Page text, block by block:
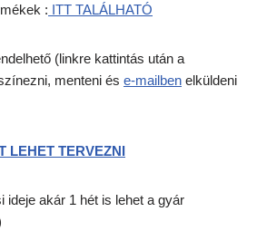
: ITT TALÁLHATÓ
(linkre kattintás után a
menteni és e-mailben elküldeni
LEHET TERVEZNI
ideje akár 1 hét is lehet a gyár